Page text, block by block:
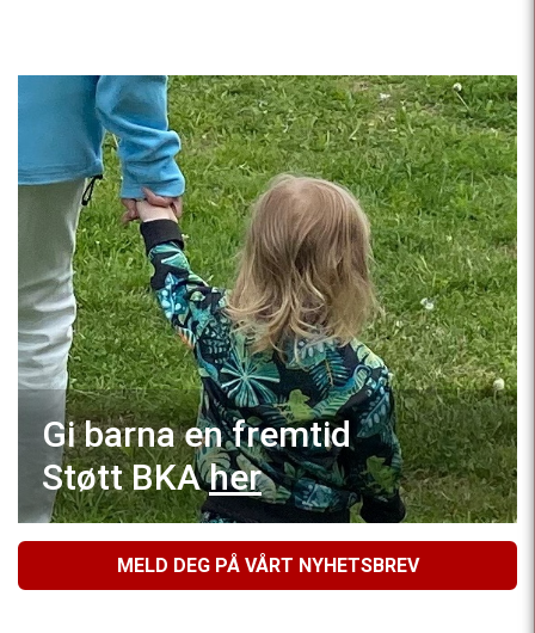
Gi barna en fremtid
Støtt BKAher
MELD DEG PÅ VÅRT NYHETSBREV